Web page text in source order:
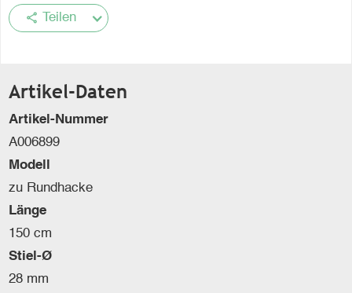
share Teilen
Artikel-Daten
Artikel-Nummer
A006899
Modell
zu Rundhacke
Länge
150 cm
Stiel-Ø
28 mm